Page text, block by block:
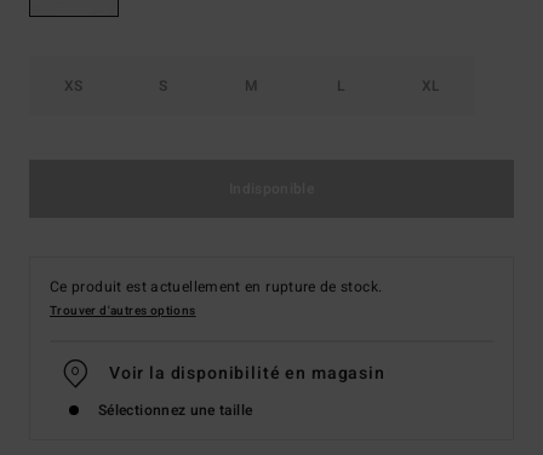
XS S M L XL
Ce produit est actuellement en rupture de stock.
Trouver d'autres options
Voir la disponibilité en magasin
Sélectionnez une taille